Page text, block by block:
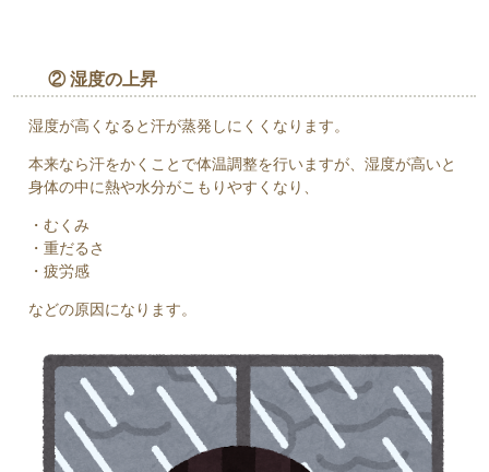
② 湿度の上昇
湿度が高くなると汗が蒸発しにくくなります。
本来なら汗をかくことで体温調整を行いますが、湿度が高いと
身体の中に熱や水分がこもりやすくなり、
・むくみ
・重だるさ
・疲労感
などの原因になります。